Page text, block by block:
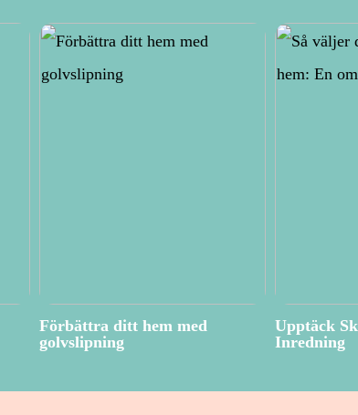
Förbättra ditt hem med
golvslipning
Upptäck
Inredning